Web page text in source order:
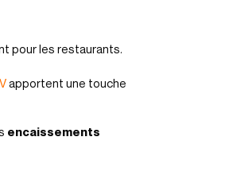
pour les restaurants.
apportent une touche
encaissements